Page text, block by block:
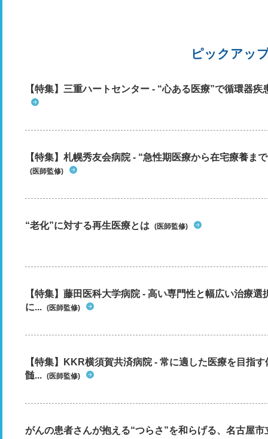
ピックアッ
【特集】三重ハートセンター - “心ある医療”で循環器疾
【特集】札幌秀友会病院 - “急性期医療から在宅療養ま
(医師監修)
“老化”に対する再生医療とは (医師監修)
【特集】藤田医科大学病院 - 高い専門性と幅広い治療
に... (医師監修)
【特集】KKR横須賀共済病院 - 常に適した医療を目指
髄... (医師監修)
がんの患者さんが抱える“つらさ”を和らげる、名古屋